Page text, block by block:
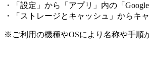
・「設定」から「アプリ」内の「
・「ストレージとキャッシュ」からキ
※ご利用の機種やOSにより名称や手順